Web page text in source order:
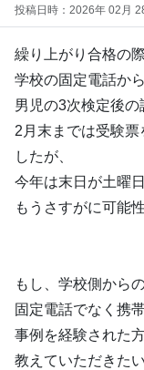
投稿日時：2026年 02月
繰り上がり合格の際
学校の固定電話か
男児の3次検定後の
2月末までは受験
したが、
今年は末日が土曜
もうさすがに可能
もし、学校側から
固定電話でなく携
事例を経験された
教えていただきたい